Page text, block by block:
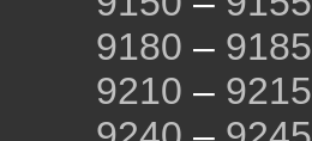
9180 – 9185
9210 – 9215